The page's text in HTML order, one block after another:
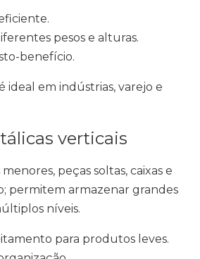
pesos e alturas.
benefício.
ideal em indústrias, varejo e
verticais
peças soltas, caixas e
permitem armazenar grandes
níveis.
para produtos leves.